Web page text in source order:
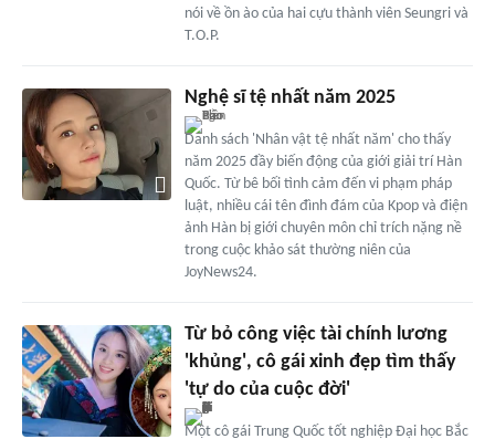
nói về ồn ào của hai cựu thành viên Seungri và
T.O.P.
Nghệ sĩ tệ nhất năm 2025
Danh sách 'Nhân vật tệ nhất năm' cho thấy
năm 2025 đầy biến động của giới giải trí Hàn
Quốc. Từ bê bối tình cảm đến vi phạm pháp
luật, nhiều cái tên đình đám của Kpop và điện
ảnh Hàn bị giới chuyên môn chỉ trích nặng nề
trong cuộc khảo sát thường niên của
JoyNews24.
Từ bỏ công việc tài chính lương
'khủng', cô gái xinh đẹp tìm thấy
'tự do của cuộc đời'
Một cô gái Trung Quốc tốt nghiệp Đại học Bắc